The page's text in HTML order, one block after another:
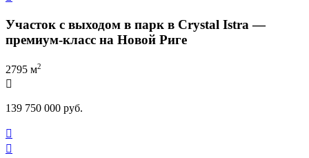
Участок с выходом в парк в Crystal Istra —
премиум-класс на Новой Риге
2795 м2

139 750 000 руб.

